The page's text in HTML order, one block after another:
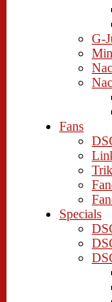
G-
Fans
Specials